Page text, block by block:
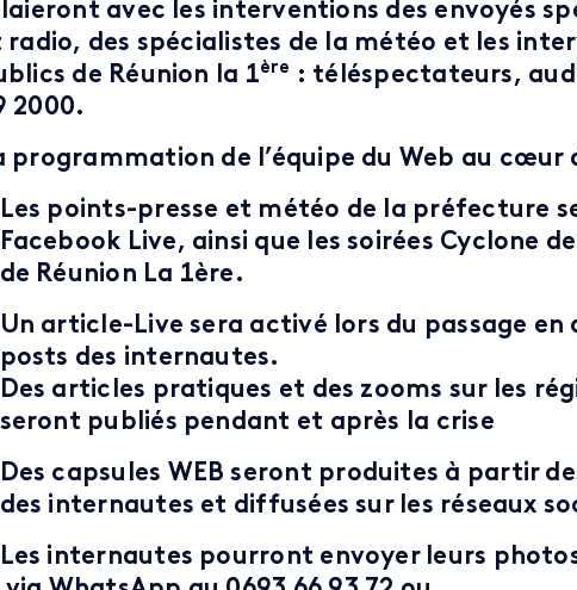
avec les interventions des envoyés
radio, des spécialistes de la météo et les
de Réunion la 1ère : téléspectateurs,
2000.
programmation de l’équipe du Web au cœur
Les points-presse et météo de la préfecture
Facebook Live, ainsi que les soirées Cyclone
de Réunion La 1ère.
Un article-Live sera activé lors du passage
posts des internautes.
Des articles pratiques et des zooms sur les
seront publiés pendant et après la crise
Des capsules WEB seront produites à partir
des internautes et diffusées sur les réseaux
Les internautes pourront envoyer leurs